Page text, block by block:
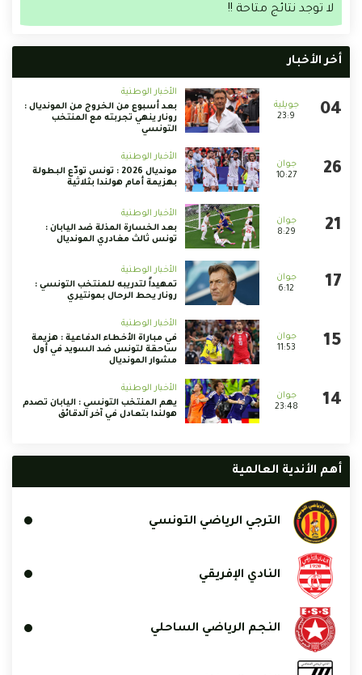
لا توجد نتائج متاحة !!
أخر الأخبار
23:9
الأخبار الوطنية
بعد أسبوع من الخروج من المونديال :
رونار ينهي تجربته مع المنتخب
التونسي
10:27
الأخبار الوطنية
مونديال 2026 : تونس تودّع البطولة
بهزيمة أمام هولندا بثلاثية
8:29
الأخبار الوطنية
بعد الخسارة المذلة ضد اليابان :
تونس ثالث مغادري المونديال
6:12
الأخبار الوطنية
تمهيداً لتدريبه للمنتخب التونسي :
رونار يحط الرحال بمونتيري
11:53
الأخبار الوطنية
في مباراة الأخطاء الدفاعية : هزيمة
ساحقة لتونس ضد السويد في أول
مشوار المونديال
23:48
الأخبار الوطنية
يهم المنتخب التونسي : اليابان تصدم
هولندا بتعادل في آخر الدقائق
أهم الأندية العالمية
الترجي الرياضي التونسي
النادي الإفريقي
النجم الرياضي الساحلي